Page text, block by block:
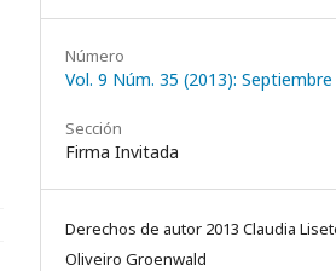
Número
Vol. 9 Núm. 35 (2013): Septiembre
Sección
Firma Invitada
Derechos de autor 2013 Claudia
Oliveiro Groenwald